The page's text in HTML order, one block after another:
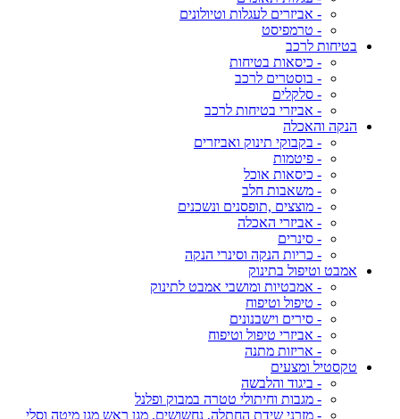
- אביזרים לעגלות וטיולונים
- טרמפיסט
בטיחות לרכב
- כיסאות בטיחות
- בוסטרים לרכב
- סלקלים
- אביזרי בטיחות לרכב
הנקה והאכלה
- בקבוקי תינוק ואביזרים
- פיטמות
- כיסאות אוכל
- משאבות חלב
- מוצצים ,תופסנים ונשכנים
- אביזרי האכלה
- סינרים
- כריות הנקה וסינרי הנקה
אמבט וטיפול בתינוק
- אמבטיות ומושבי אמבט לתינוק
- טיפול וטיפוח
- סירים וישבנונים
- אביזרי טיפול וטיפוח
- אריזות מתנה
טקסטיל ומצעים
- ביגוד והלבשה
- מגבות וחיתולי טטרה במבוק ופלנל
- מזרני שידת החתלה, נחשושים, מגן ראש מגן מיטה וסלי